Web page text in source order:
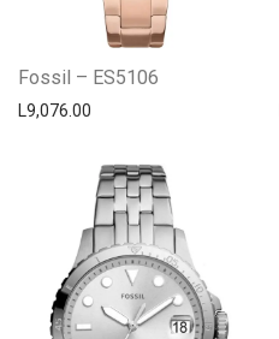
Fossil – ES5106
L9,076.00